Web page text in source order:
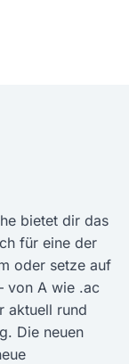
bietet dir das
für eine der
oder setze auf
von A wie .ac
aktuell rund
Die neuen